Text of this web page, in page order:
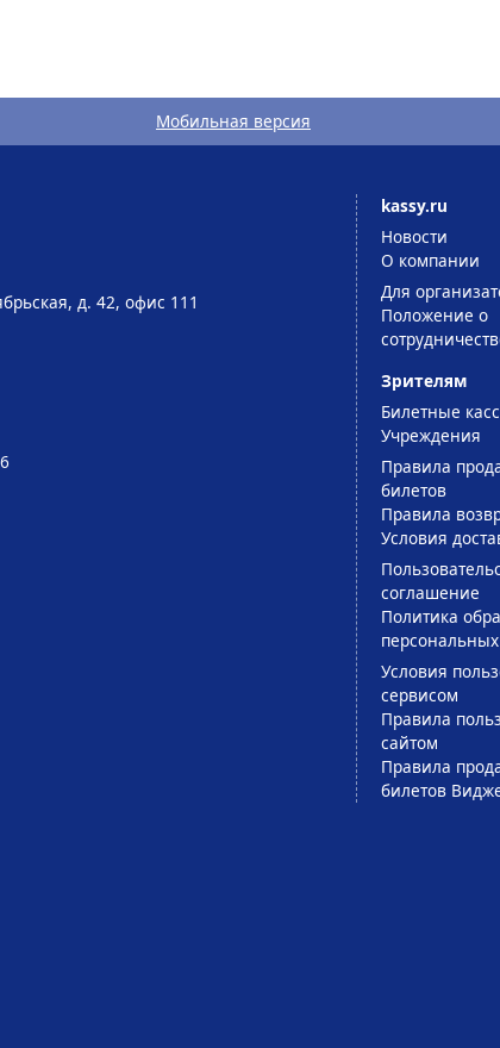
Мобильная версия
д. 42, офис 111
kassy.ru
Новости
О компании
Для
Положение о
Зрителям
Билетные
Учреждения
Правила
билетов
Правила
Условия
соглашение
Политика
Условия
сервисом
Правила
сайтом
Правила
билетов